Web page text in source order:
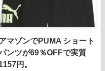
マゾンでPUMA ショート
ンツが69％OFFで実質
円。